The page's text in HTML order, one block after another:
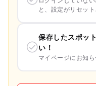
と、設定がリセッ
保存したスポッ
い！
マイページにお知